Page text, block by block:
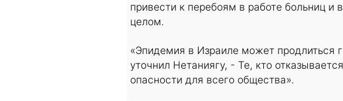
привести к перебоям в работе больниц и
целом.
«Эпидемия в Израиле может продлиться
уточнил Нетаниягу, - Те, кто
опасности для всего общества».